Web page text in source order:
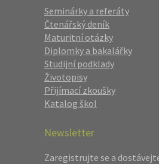
Seminárky a referáty
Čtenářský deník
Maturitní otázky
Diplomky a bakalářky
Studijní podklady
Životopisy
Přijímací zkoušky
Katalog škol
Newsletter
Zaregistrujte se a